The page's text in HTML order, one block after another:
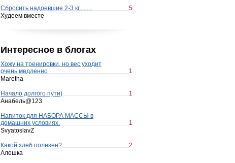
Сбросить надоевшие 2-3 кг.........
5
Худеем вместе
Интересное в блогах
Хожу на тренировки, но вес уходит
очень медленно
1
Maretha
Начало долгого пути)
1
Анабель@123
Напиток для НАБОРА МАССЫ в
домашних условиях.
1
SvyatoslavZ
Какой хлеб полезен?
2
Алешка